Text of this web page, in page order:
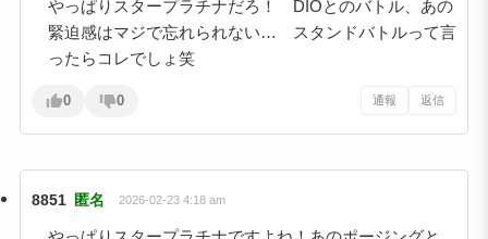
やっぱりスタープラチナだろ！ DIOとのバトル、あの
緊迫感はマジで忘れられない… スタンドバトルって言
ったらコレでしょ笑
0 0 通報 返信
8851 匿名 2026-02-23 4:18 am